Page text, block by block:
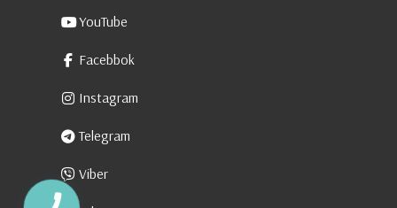
YouTube
Facebbok
Instagram
Telegram
Viber
КНОПКА